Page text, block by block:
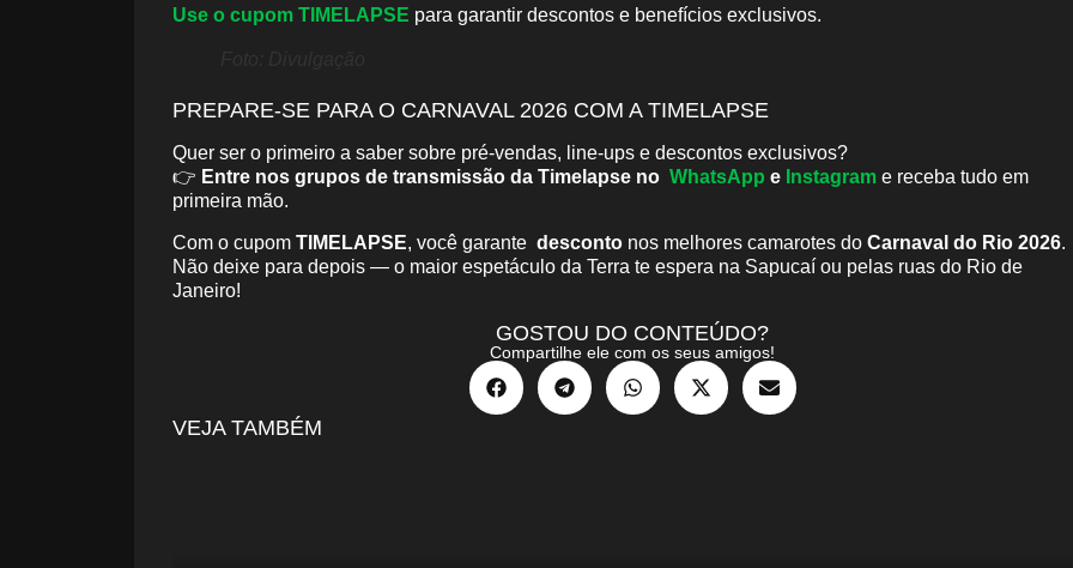
Use o cupom TIMELAPSE para garantir descontos e benefícios exclusivos.
PREPARE-SE PARA O CARNAVAL 2026 COM A TIMELAPSE
Quer ser o primeiro a saber sobre pré-vendas, line-ups e descontos exclusivos?
👉 Entre nos grupos de transmissão da Timelapse no WhatsApp e Instagram e receba tudo em
primeira mão.
Com o cupom TIMELAPSE, você garante desconto nos melhores camarotes do Carnaval do Rio 2026.
Não deixe para depois — o maior espetáculo da Terra te espera na Sapucaí ou pelas ruas do Rio de
Janeiro!
GOSTOU DO CONTEÚDO?
Compartilhe ele com os seus amigos!
VEJA TAMBÉM